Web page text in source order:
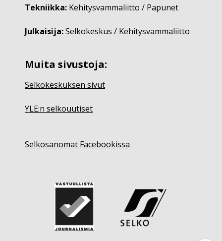
Tekniikka: Kehitysvammaliitto / Papunet
Julkaisija:Selkokeskus / Kehitysvammaliitto
Muita sivustoja:
Selkokeskuksen sivut
YLE:n selkouutiset
Selkosanomat Facebookissa